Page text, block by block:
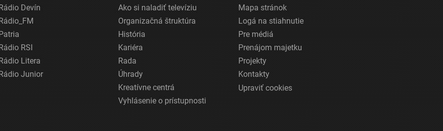
Rádio Devín
Rádio_FM
Patria
Rádio RSI
Rádio Litera
Rádio Junior
Ako si naladiť televíziu
Organizačná štruktúra
História
Kariéra
Rada
Úhrady
Kreatívne centrá
Vyhlásenie o prístupnosti
Mapa stránok
Logá na stiahnutie
Pre médiá
Prenájom majetku
Projekty
Kontakty
Upraviť cookies